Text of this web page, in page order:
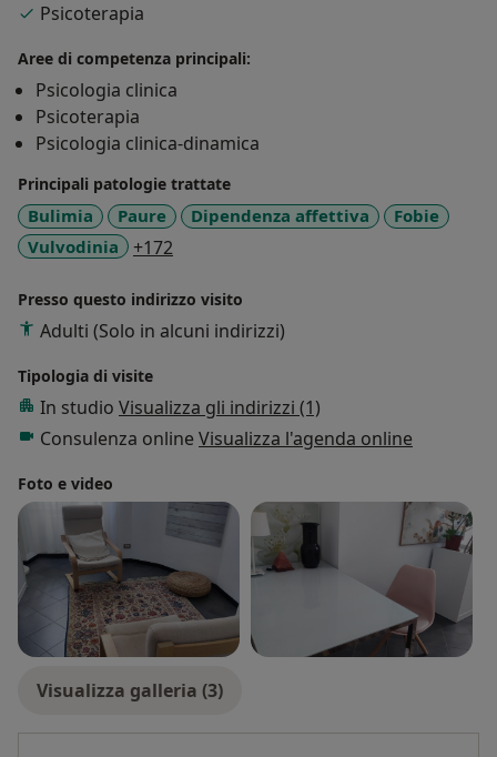
Psicoterapia
Aree di competenza principali:
Psicologia clinica
Psicoterapia
Psicologia clinica-dinamica
Principali patologie trattate
Bulimia Paure Dipendenza affettiva
Fobie
Vulvodinia
+172a11y_sr_more_diseases
Presso questo indirizzo visito
Adulti (Solo in alcuni indirizzi)
Tipologia di visite
In studio Visualizza gli indirizzi (1)
Consulenza online Visualizza l'agenda online
Foto e video
Visualizza galleria (3)